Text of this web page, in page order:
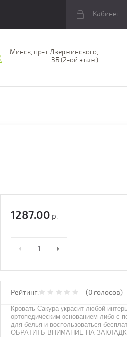
Кабинет
Минск, пр-т Дзержинского,
3Б (2-ой этаж)
1287.00 р.
Рейтинг: (0 голосов)
Кровать Сакура украсит любой
ортопедическим основанием либо с
для белья и воспользоваться
ОБРАТИТЬ ВНИМАНИЕ НА